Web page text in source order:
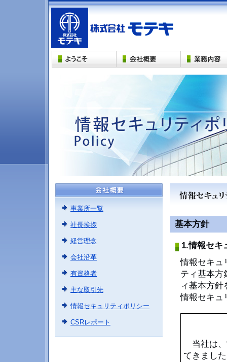
事業所一覧
社長挨拶
経営理念
会社沿革
有資格者
主な取引先
情報セキュリティポリシー
CSRレポート
基本方針
1.情報セキ
情報セキュ
ティ基本方
ィ基本方
情報セキュ
当社は、
てきまし